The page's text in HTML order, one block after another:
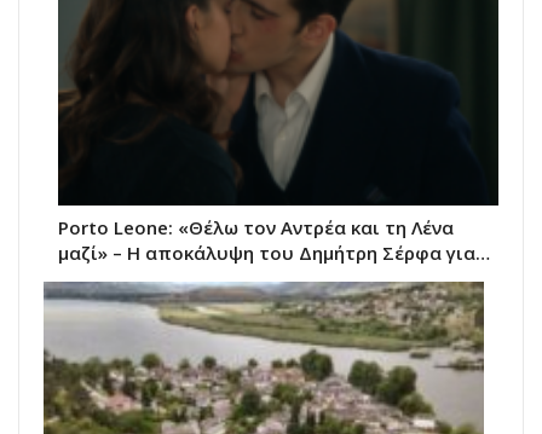
Porto Leone: «Θέλω τον Αντρέα και τη Λένα
μαζί» – Η αποκάλυψη του Δημήτρη Σέρφα για…